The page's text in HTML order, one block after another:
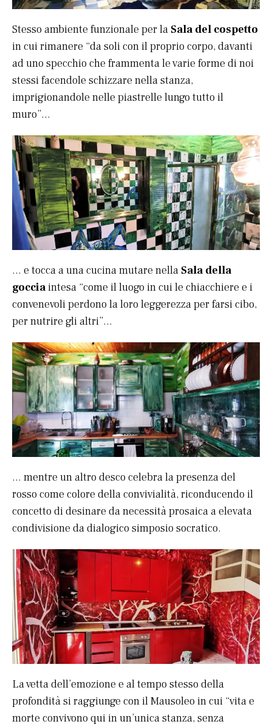
Stesso ambiente funzionale per la Sala del cospetto
in cui rimanere “da soli con il proprio corpo, davanti
ad uno specchio che frammenta le varie forme di noi
stessi facendole schizzare nella stanza,
imprigionandole nelle piastrelle lungo tutto il
muro”…
… e tocca a una cucina mutare nella Sala della
gocciaintesa “come il luogo in cui le chiacchiere e i
convenevoli perdono la loro leggerezza per farsi cibo,
per nutrire gli altri”…
… mentre un altro desco celebra la presenza del
rosso come colore della convivialità, riconducendo il
concetto di desinare da necessità prosaica a elevata
condivisione da dialogico simposio socratico.
La vetta dell’emozione e al tempo stesso della
profondità si raggiunge con il Mausoleo in cui “vita e
morte convivono qui in un’unica stanza, senza